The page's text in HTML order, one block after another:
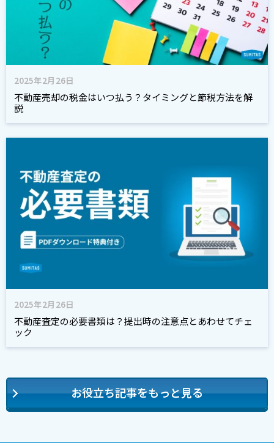
2025年2月26日
不動産売却の税金はいつ払う？タイミングと節税方法を解
説
2025年2月26日
不動産査定の必要書類は？提出時の注意点とあわせてチェ
ック
お役立ち記事をもっと見る